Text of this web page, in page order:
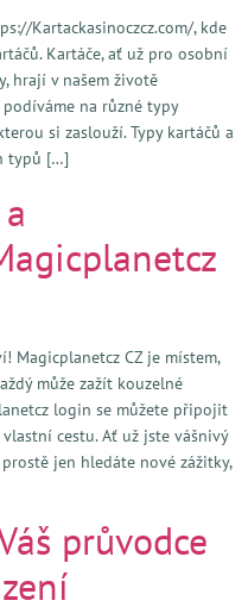
Kartackasinoczcz.com/, kde
Kartáče, ať už pro osobní
hrají v našem životě
na různé typy
si zaslouží. Typy kartáčů a
typů […]
Magicplanetcz CZ je místem,
může zažít kouzelné
login se můžete připojit
cestu. Ať už jste vášnivý
jen hledáte nové zážitky,
průvodce